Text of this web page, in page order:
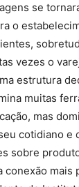
se
o
vezes o
estrutura
muitas
mas
cotidiano e
sobre
conexão mais